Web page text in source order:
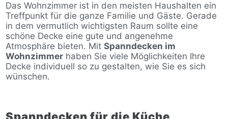
Das Wohnzimmer ist in den meisten Haushalten ein
Treffpunkt für die ganze Familie und Gäste. Gerade
in dem vermutlich wichtigsten Raum sollte eine
schöne Decke eine gute und angenehme
Atmosphäre bieten. Mit Spanndecken im
Wohnzimmer haben Sie viele Möglichkeiten Ihre
Decke individuell so zu gestalten, wie Sie es sich
wünschen.